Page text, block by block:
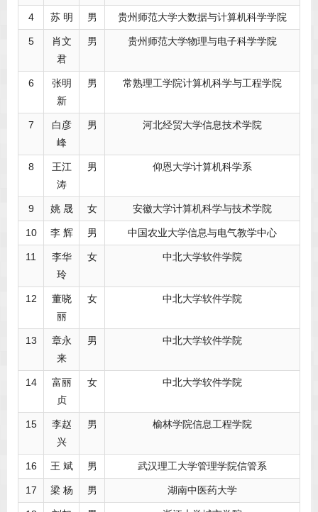
4 苏 明 男 贵州师范大学大数据与计算机科学学院
5
肖文
君
男 贵州师范大学物理与电子科学学院
6
张明
新
男 常熟理工学院计算机科学与工程学院
7
白彦
峰
男 河北经贸大学信息技术学院
8
王江
涛
男 仰恩大学计算机科学系
9 姚 晟 女 安徽大学计算机科学与技术学院
10 李 辉 男 中国农业大学信息与电气教学中心
11
李华
玲
女 中北大学软件学院
12
董晓
丽
女 中北大学软件学院
13
章永
来
男 中北大学软件学院
14
富丽
贞
女 中北大学软件学院
15
李赵
兴
男 榆林学院信息工程学院
16 王 斌 男 武汉理工大学管理学院信管系
17 梁 杨 男 湖南中医药大学